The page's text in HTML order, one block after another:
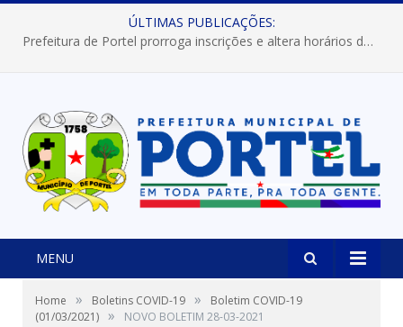
ÚLTIMAS PUBLICAÇÕES:
Prefeitura de Portel prorroga inscrições e altera horários dos concursos “Musa” e “Miss Mix Verão 2026”
MENU
Home » Boletins COVID-19 »
Boletim COVID-19
(01/03/2021) » NOVO BOLETIM 28-03-2021